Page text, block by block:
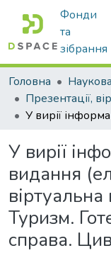
Фонди
та
зібрання
Головна
У вирії
видання
Туризм.
справа.